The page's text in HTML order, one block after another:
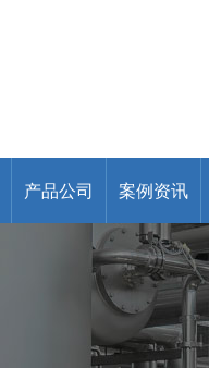
产品公司 案例资讯